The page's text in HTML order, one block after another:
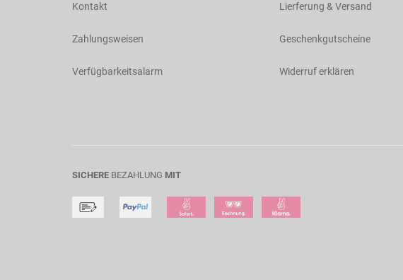
Kontakt
Zahlungsweisen
Verfügbarkeitsalarm
Lierferung & Versand
Geschenkgutscheine
Widerruf erklären
SICHERE BEZAHLUNG MIT